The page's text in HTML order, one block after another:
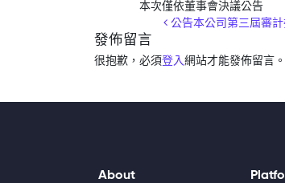
本次僅依董事會決議公告
Post navigation公告本公司第三屆審
發佈留言
很抱歉，必須登入網站才能發佈留言。
About